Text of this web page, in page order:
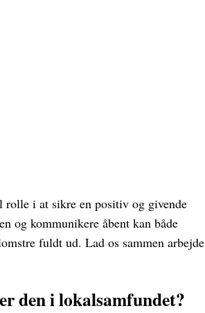
rolle i at sikre en positiv og givende
og kommunikere åbent kan både
fuldt ud. Lad os sammen arbejde
den i lokalsamfundet?